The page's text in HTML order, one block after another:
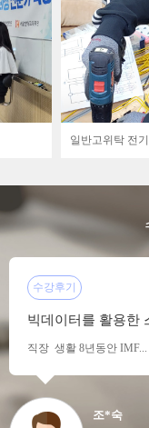
일반고위탁 전
수강후기
빅데이터를 활용한
직장 생활 8년동안 IMF...
조*숙